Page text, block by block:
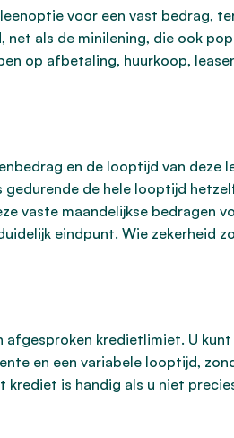
voor een vast bedrag,
als de minilening, die ook
op afbetaling, huurkoop,
en de looptijd van deze
gedurende de hele looptijd
vaste maandelijkse bedragen
eindpunt. Wie zekerheid
afgesproken kredietlimiet. U kunt
en een variabele looptijd,
krediet is handig als u niet